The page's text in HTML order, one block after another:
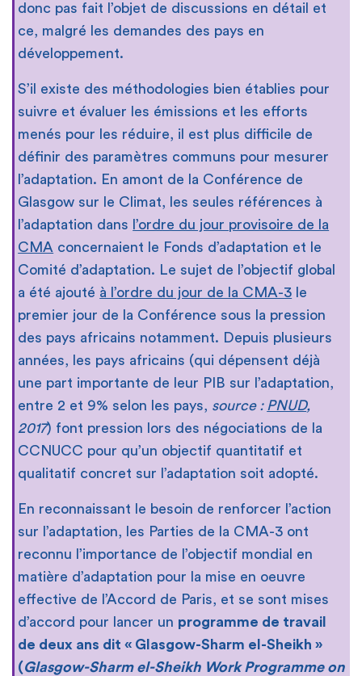
donc pas fait l’objet de discussions en détail et
ce, malgré les demandes des pays en
développement.
S’il existe des méthodologies bien établies pour
suivre et évaluer les émissions et les efforts
menés pour les réduire, il est plus difficile de
définir des paramètres communs pour mesurer
l’adaptation. En amont de la Conférence de
Glasgow sur le Climat, les seules références à
l’adaptation dans l’ordre du jour provisoire de la
CMA concernaient le Fonds d’adaptation et le
Comité d’adaptation. Le sujet de l’objectif global
a été ajouté à l’ordre du jour de la CMA-3 le
premier jour de la Conférence sous la pression
des pays africains notamment. Depuis plusieurs
années, les pays africains (qui dépensent déjà
une part importante de leur PIB sur l’adaptation,
entre 2 et 9% selon les pays, source : PNUD,
2017) font pression lors des négociations de la
CCNUCC pour qu’un objectif quantitatif et
qualitatif concret sur l’adaptation soit adopté.
En reconnaissant le besoin de renforcer l’action
sur l’adaptation, les Parties de la CMA-3 ont
reconnu l’importance de l’objectif mondial en
matière d’adaptation pour la mise en oeuvre
effective de l’Accord de Paris, et se sont mises
d’accord pour lancer un programme de travail
de deux ans dit « Glasgow-Sharm el-Sheikh »
(Glasgow-Sharm el-Sheikh Work Programme on